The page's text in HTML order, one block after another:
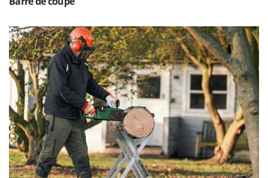
T
Taille-haies à bras pour tracteur
Tarières
Tondeuses à Gazon
Tondeuses autoportées
Tondeuses débroussailleuses thermiques
Trancheuses
Trancheuses de sol
Transpalettes
Komo
L
Laica
Lampacrescia - MGM
Landxcape
LAR Casalinghi
Lavor
Linea VZ